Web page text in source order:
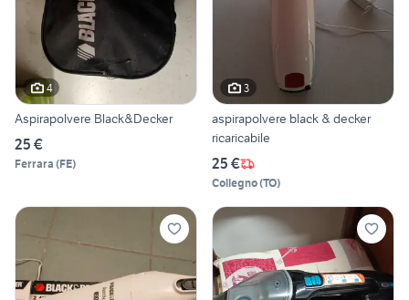
4
Aspirapolvere Black&Decker
25 €
Ferrara (FE)
3
aspirapolvere black & decker
ricaricabile
25 €
Collegno(TO)